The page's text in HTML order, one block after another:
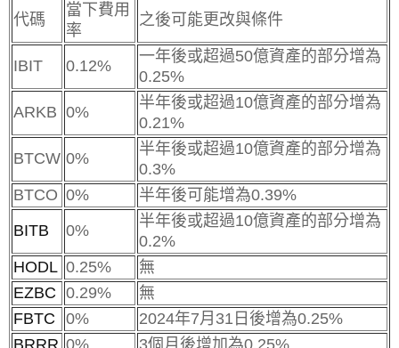
代碼
當下費用
率
之後可能更改與條件
IBIT 0.12%
一年後或超過50億資產的部分增為
0.25%
ARKB 0%
半年後或超過10億資產的部分增為
0.21%
BTCW 0%
半年後或超過10億資產的部分增為
0.3%
BTCO 0%
半年後可能增為0.39%
BITB
0%
半年後或超過10億資產的部分增為
0.2%
HODL 0.25%
無
EZBC 0.29%
無
FBTC
0%
2024年7月31日後增為0.25%